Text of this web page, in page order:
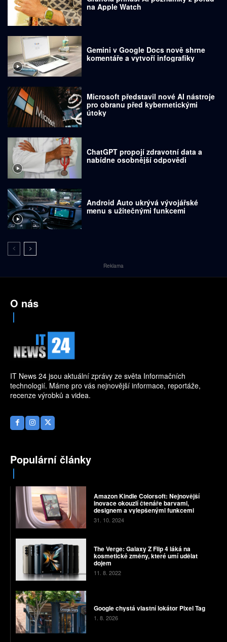
na Apple Watch
Gemini v Google Docs nově shrne
komentáře a vytvoří infografiky
Microsoft představil nové AI nástroje
pro obranu před kybernetickými
útoky
ChatGPT propojí zdravotní data a
nabídne osobnější odpovědi
Android Auto ukrývá vývojářské
menu s užitečnými funkcemi
Reklama
O nás
IT News 24 jsou aktuální zprávy ze světa Informačních
technologií. Máme pro vás nejnovější informace, reportáže,
recenze výrobků a videa.
Populární články
Amazon Kindle Colorsoft: Nejnovější
inovace okouzlí čtenáře barvami,
designem a vylepšenými funkcemi
31. 10. 2024
The Verge: Galaxy Z Flip 4 láká na
kosmetické změny, které umí udělat
dojem
11. 8. 2022
Google chystá vlastní lokátor Pixel Tag
1. 8. 2026